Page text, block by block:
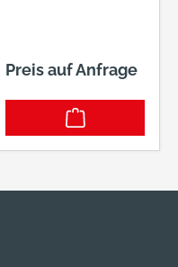
Preis auf Anfrage